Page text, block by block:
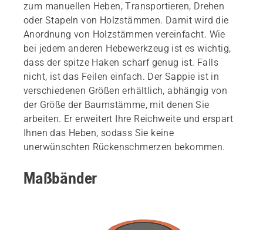
zum manuellen Heben, Transportieren, Drehen
oder Stapeln von Holzstämmen. Damit wird die
Anordnung von Holzstämmen vereinfacht. Wie
bei jedem anderen Hebewerkzeug ist es wichtig,
dass der spitze Haken scharf genug ist. Falls
nicht, ist das Feilen einfach. Der Sappie ist in
verschiedenen Größen erhältlich, abhängig von
der Größe der Baumstämme, mit denen Sie
arbeiten. Er erweitert Ihre Reichweite und erspart
Ihnen das Heben, sodass Sie keine
unerwünschten Rückenschmerzen bekommen.
Maßbänder